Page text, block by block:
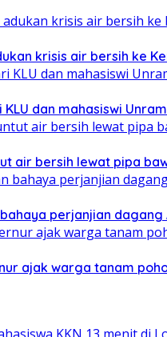
krisis air bersih ke
dan mahasiswi
air bersih lewat pipa
perjanjian
ajak warga tanam